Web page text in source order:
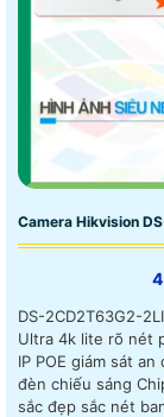
Camera Hikvision
DS-2CD2T63G2-
Ultra 4k lite rõ nét phát hiện chuyển động thông minh công nghệ
IP POE giám sát
đèn chiếu sáng
sắc đẹp sắc nét